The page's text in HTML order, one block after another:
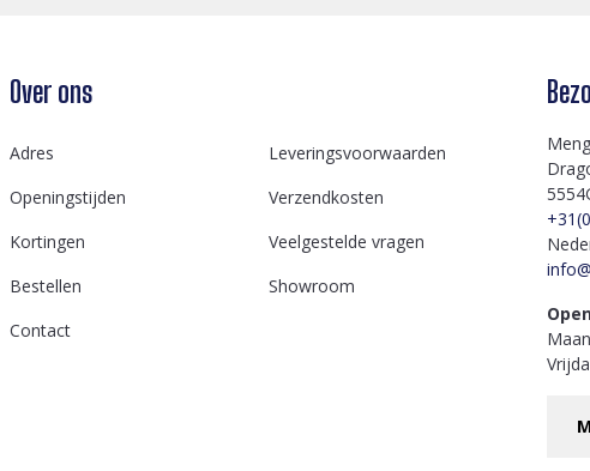
Over ons
Adres
Leveringsvoorwaarden
Openingstijden
Verzendkosten
Kortingen
Veelgestelde vragen
Bestellen
Showroom
Contact